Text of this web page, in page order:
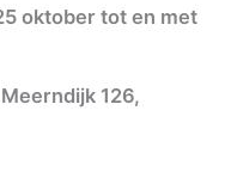
oktober tot en met
126,